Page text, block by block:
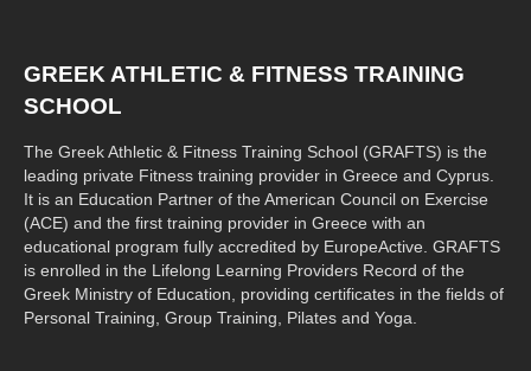
GREEK ATHLETIC & FITNESS TRAINING
SCHOOL
The Greek Athletic & Fitness Training School (GRAFTS) is the
leading private Fitness training provider in Greece and Cyprus.
It is an Education Partner of the American Council on Exercise
(ACE) and the first training provider in Greece with an
educational program fully accredited by EuropeActive. GRAFTS
is enrolled in the Lifelong Learning Providers Record of the
Greek Ministry of Education, providing certificates in the fields of
Personal Training, Group Training, Pilates and Yoga.